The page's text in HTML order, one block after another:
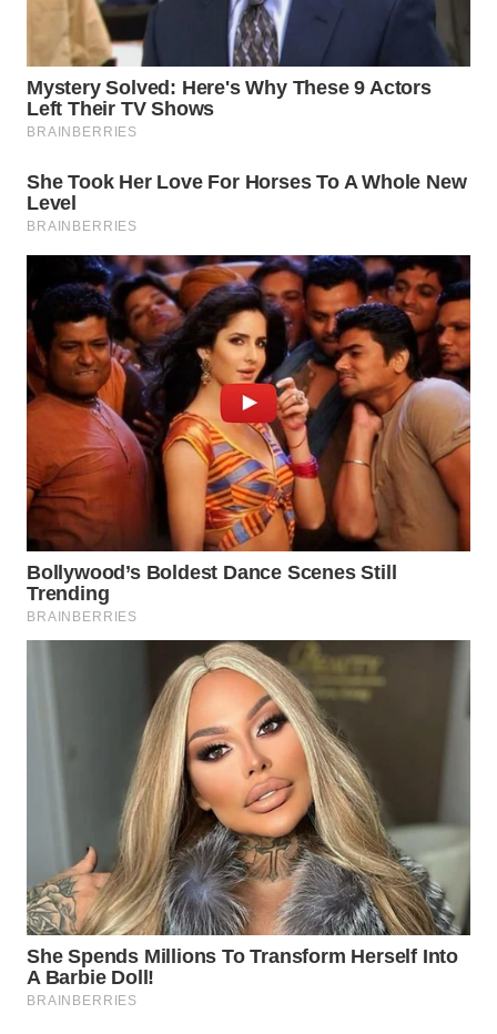
INDRAMAYU
WN
KUNINGAN
MAJALENGKA
WN
SUBANG
WN
SUKABUMI
WN
PURWAKARTA
WN
PRIANGAN
TIMUR
BOROBUDUR
WN
MADURA
WN
SURABAYA